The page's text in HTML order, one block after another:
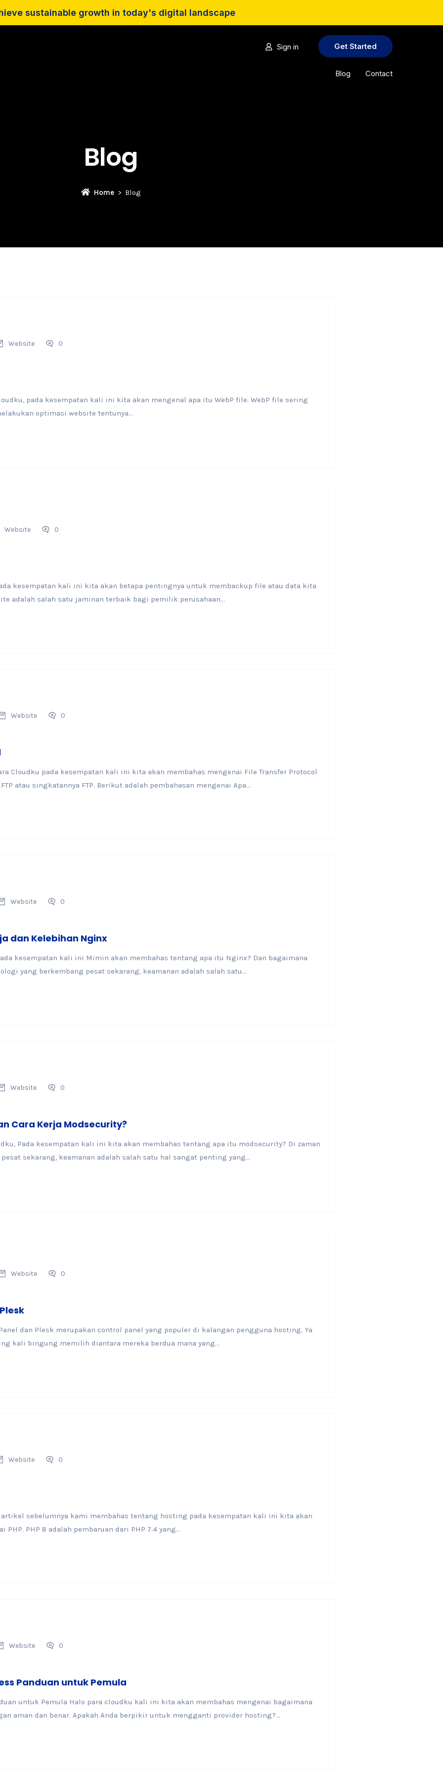
sustainable growth in today's digital landscape
Sign in Get Started
Blog Contact
Blog
Home Blog
Website 0
pada kesempatan kali ini kita akan mengenal apa itu WebP file. WebP file sering
optimasi website tentunya...
Website 0
kesempatan kali ini kita akan betapa pentingnya untuk membackup file atau data kita
adalah salah satu jaminan terbaik bagi pemilik perusahaan...
Website 0
Cloudku pada kesempatan kali ini kita akan membahas mengenai File Transfer Protocol
atau singkatannya FTP. Berikut adalah pembahasan mengenai Apa...
Website 0
dan Kelebihan Nginx
kesempatan kali ini Mimin akan membahas tentang apa itu Nginx? Dan bagaimana
yang berkembang pesat sekarang, keamanan adalah salah satu...
Website 0
Cara Kerja Modsecurity?
Pada kesempatan kali ini kita akan membahas tentang apa itu modsecurity? Di zaman
sekarang, keamanan adalah salah satu hal sangat penting yang...
Website 0
dan Plesk merupakan control panel yang populer di kalangan pengguna hosting. Ya
kali bingung memilih diantara mereka berdua mana yang...
Website 0
artikel sebelumnya kami membahas tentang hosting pada kesempatan kali ini kita akan
PHP 8 adalah pembaruan dari PHP 7.4 yang...
Website 0
Panduan untuk Pemula
untuk Pemula Halo para cloudku kali ini kita akan membahas mengenai bagaimana
aman dan benar. Apakah Anda berpikir untuk mengganti provider hosting?...